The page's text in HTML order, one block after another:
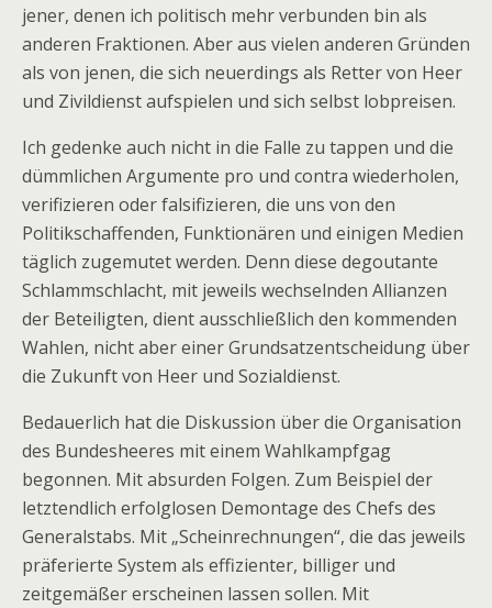
jener, denen ich politisch mehr verbunden bin als
anderen Fraktionen. Aber aus vielen anderen Gründen
als von jenen, die sich neuerdings als Retter von Heer
und Zivildienst aufspielen und sich selbst lobpreisen.
Ich gedenke auch nicht in die Falle zu tappen und die
dümmlichen Argumente pro und contra wiederholen,
verifizieren oder falsifizieren, die uns von den
Politikschaffenden, Funktionären und einigen Medien
täglich zugemutet werden. Denn diese degoutante
Schlammschlacht, mit jeweils wechselnden Allianzen
der Beteiligten, dient ausschließlich den kommenden
Wahlen, nicht aber einer Grundsatzentscheidung über
die Zukunft von Heer und Sozialdienst.
Bedauerlich hat die Diskussion über die Organisation
des Bundesheeres mit einem Wahlkampfgag
begonnen. Mit absurden Folgen. Zum Beispiel der
letztendlich erfolglosen Demontage des Chefs des
Generalstabs. Mit „Scheinrechnungen“, die das jeweils
präferierte System als effizienter, billiger und
zeitgemäßer erscheinen lassen sollen. Mit